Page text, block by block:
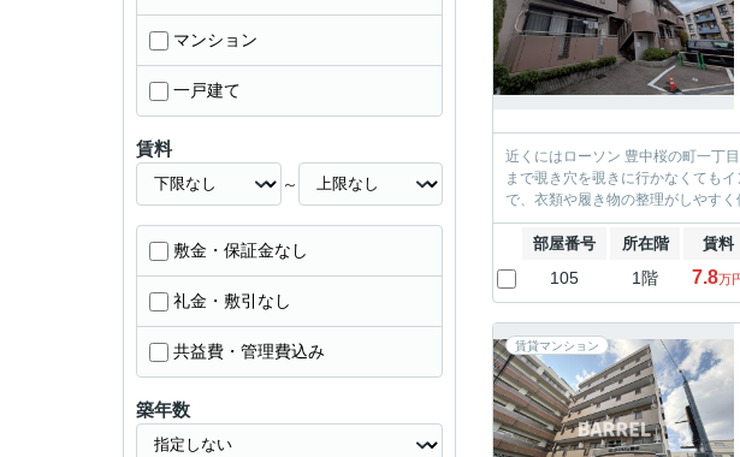
近くにはローソン 豊中桜の町一丁
まで覗き穴を覗きに行かなくても
で、衣類や履き物の整理がしやす
部屋番号 所在階 賃料
105 1階 7.8万
賃貸マンション
マンション
一戸建て
賃料
～
敷金・保証金なし
礼金・敷引なし
共益費・管理費込み
築年数